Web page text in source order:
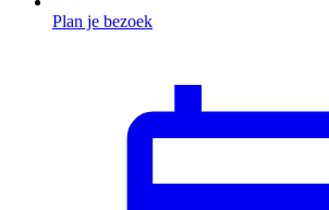
Plan je bezoek